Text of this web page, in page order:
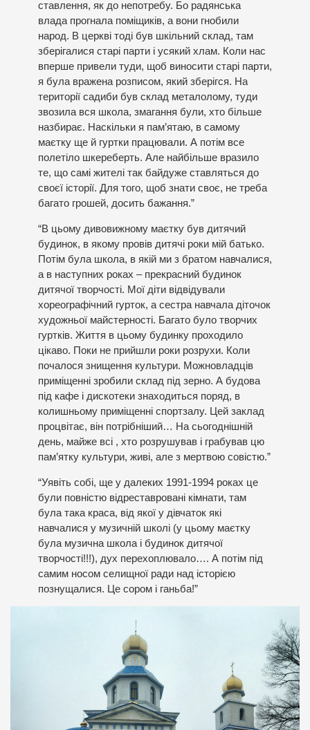
ставлення, як до непотребу. Бо радянська
влада прогнала поміщиків, а вони гнобили
народ. В церкві тоді був шкільний склад, там
зберігалися старі парти і усякий хлам. Коли нас
вперше привели туди, щоб виносити старі парти,
я була вражена розписом, який зберігся. На
території садиби був склад металолому, туди
звозила вся школа, змагання були, хто більше
назбирає. Наскільки я пам’ятаю, в самому
маєтку ще й гуртки працювали. А потім все
полетіло шкереберть. Але найбільше вразило
те, що самі жителі так байдуже ставляться до
своєї історії. Для того, щоб знати своє, не треба
багато грошей, досить бажання.”
“В цьому дивовижному маєтку був дитячий
будинок, в якому провів дитячі роки мій батько.
Потім була школа, в якій ми з братом навчалися,
а в наступних роках – прекрасний будинок
дитячої творчості. Мої діти відвідували
хореографічний гурток, а сестра навчала діточок
художньої майстерності. Багато було творчих
гуртків. Життя в цьому будинку проходило
цікаво. Поки не прийшли роки розрухи. Коли
почалося знищення культури. Можновладців
приміщенні зробили склад під зерно. А будова
під кафе і дискотеки знаходиться поряд, в
колишньому приміщенні спортзалу. Цей заклад
процвітає, він потрібніший… На сьогоднішній
день, майже всі , хто розрушував і грабував цю
пам’ятку культури, живі, але з мертвою совістю.”
“Уявіть собі, ще у далеких 1991-1994 роках це
були повністю відреставровані кімнати, там
була така краса, від якої у дівчаток які
навчалися у музичній школі (у цьому маєтку
була музична школа і будинок дитячої
творчості!!!), дух перехоплювало…. А потім під
самим носом селищної ради над історією
познущалися. Це сором і ганьба!”